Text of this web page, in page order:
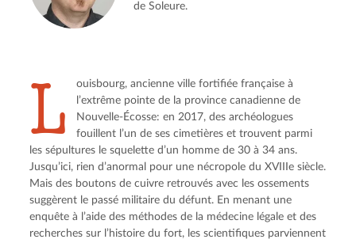
de Soleure.
L
ouisbourg, ancienne ville fortifiée française à
l’extrême pointe de la province canadienne de
Nouvelle-Écosse: en 2017, des archéologues
fouillent l’un de ses cimetières et trouvent parmi
les sépultures le squelette d’un homme de 30 à 34 ans.
Jusqu’ici, rien d’anormal pour une nécropole du XVIIIe siècle.
Mais des boutons de cuivre retrouvés avec les ossements
suggèrent le passé militaire du défunt. En menant une
enquête à l’aide des méthodes de la médecine légale et des
recherches sur l’histoire du fort, les scientifiques parviennent